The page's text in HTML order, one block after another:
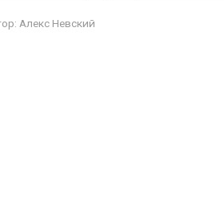
Алекс Невский